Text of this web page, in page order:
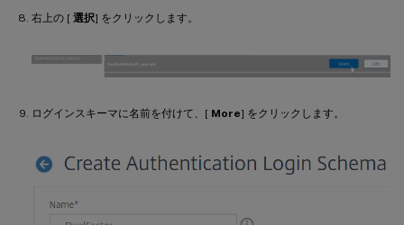
右上の [ 選択] をクリックします。
ログインスキーマに名前を付けて、[ More] をクリックします。